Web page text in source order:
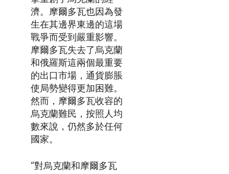
濟。摩爾多瓦也因為發
生在其邊界東邊的這場
戰爭而受到嚴重影響。
摩爾多瓦失去了烏克蘭
和俄羅斯這兩個最重要
的出口市場，通貨膨脹
使局勢變得更加困難。
然而，摩爾多瓦收容的
烏克蘭難民，按照人均
數來說，仍然多於任何
國家。
“對烏克蘭和摩爾多瓦